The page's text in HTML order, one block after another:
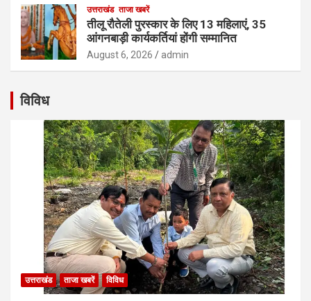
उत्तराखंड ताजा खबरें
तीलू रौतेली पुरस्कार के लिए 13 महिलाएं, 35
आंगनबाड़ी कार्यकर्तियां होंगी सम्मानित
August 6, 2026 admin
विविध
उत्तराखंड ताजा खबरें विविध